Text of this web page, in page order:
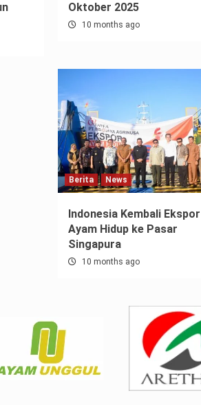
Oktober 2025
10 months ago
Berita News
Indonesia Kembali Ekspor
Ayam Hidup ke Pasar
Singapura
10 months ago